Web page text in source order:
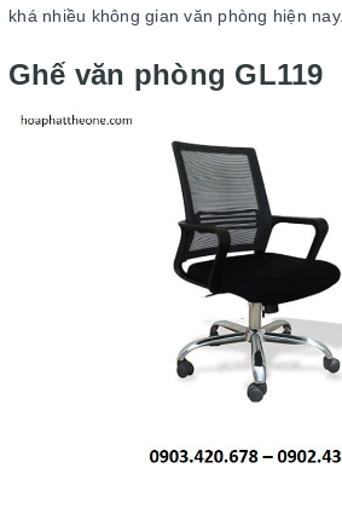
khá nhiều không gian văn phòng hiện nay.
Ghế văn phòng GL119